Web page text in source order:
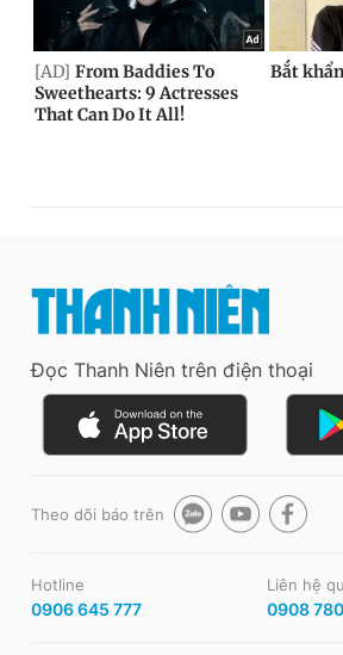
Đọc Thanh Niên trên điện thoại
Theo dõi báo trên
Hotline
0906 645 777
Liên hệ
0908